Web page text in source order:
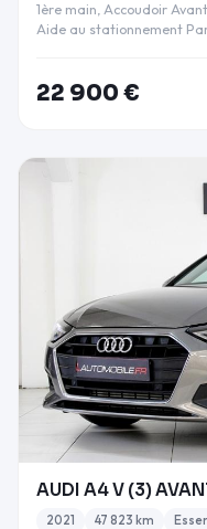
1ère main, Accoudoir
Aide au stationnement
22 900 €
2021 47 823 km